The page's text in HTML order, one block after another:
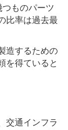
ものパーツ
比率は過去最
造するための
を得ていると
交通インフラ